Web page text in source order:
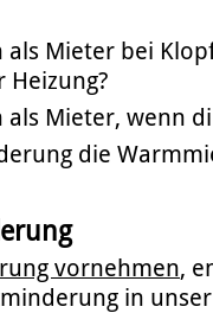
als Mieter bei
Heizung?
als Mieter, wenn
die
vornehmen,
in